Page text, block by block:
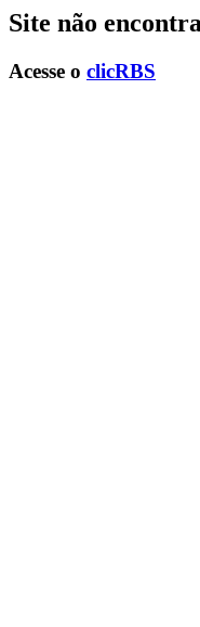
Site não
Acesse o clicRBS